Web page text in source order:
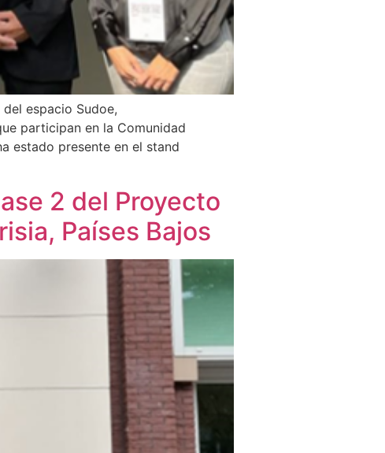
espacio Sudoe,
participan en la Comunidad
estado presente en el stand
2 del Proyecto
Países Bajos